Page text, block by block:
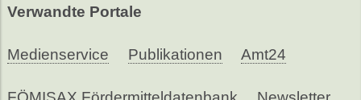
Verwandte Portale
Medienservice Publikationen Amt24